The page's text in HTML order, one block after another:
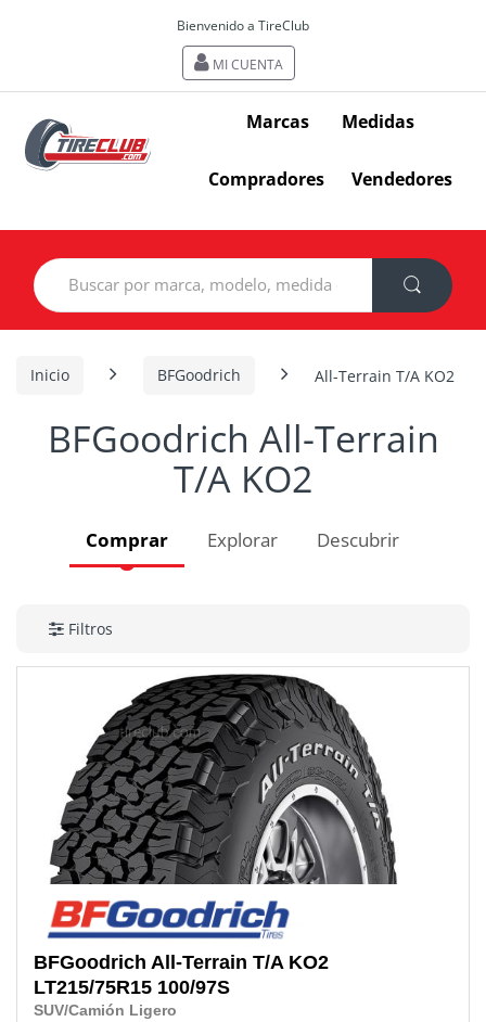
Bienvenido a TireClub
MI CUENTA
Marcas Medidas
Compradores Vendedores
Search
for:
Inicio BFGoodrich All-Terrain T/A KO2
BFGoodrich All-Terrain
T/A KO2
Comprar Explorar Descubrir
Filtros
BFGoodrich All-Terrain T/A KO2
LT215/75R15 100/97S
SUV/Camión Ligero